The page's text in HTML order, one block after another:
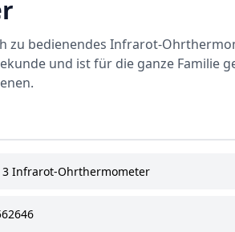
zu bedienendes Infrarot-
und ist für die ganze Familie
3 Infrarot-Ohrthermometer